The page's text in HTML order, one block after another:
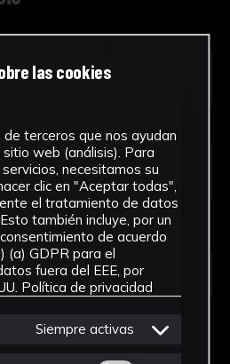
interesado/a*
de madera
las cookies
terceros que nos ayudan
web (análisis). Para
necesitamos su
clic en "Aceptar todas",
el tratamiento de datos
también incluye, por un
de acuerdo
(a) GDPR para el
fuera del EEE, por
Política de privacidad
Siempre activas